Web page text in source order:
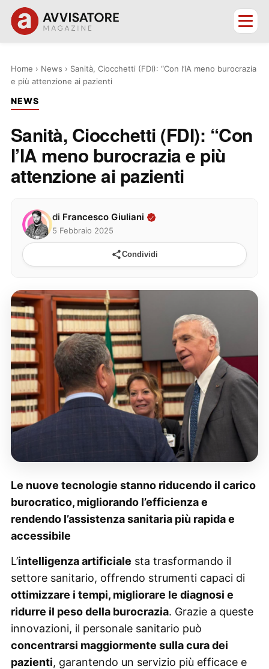
Home › News › Sanità, Ciocchetti (FDI): “Con l’IA meno burocrazia
e più attenzione ai pazienti
NEWS
Sanità, Ciocchetti (FDI): “Con
l’IA meno burocrazia e più
attenzione ai pazienti
di Francesco Giuliani
5 Febbraio 2025
Condividi
Le nuove tecnologie stanno riducendo il carico
burocratico, migliorando l’efficienza e
rendendo l’assistenza sanitaria più rapida e
accessibile
L’intelligenza artificiale sta trasformando il
settore sanitario, offrendo strumenti capaci di
ottimizzare i tempi, migliorare le diagnosi e
ridurre il peso della burocrazia. Grazie a queste
innovazioni, il personale sanitario può
concentrarsi maggiormente sulla cura dei
pazienti, garantendo un servizio più efficace e